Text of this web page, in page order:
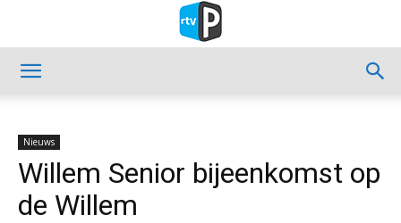
Nieuws
Willem Senior bijeenkomst op
de Willem